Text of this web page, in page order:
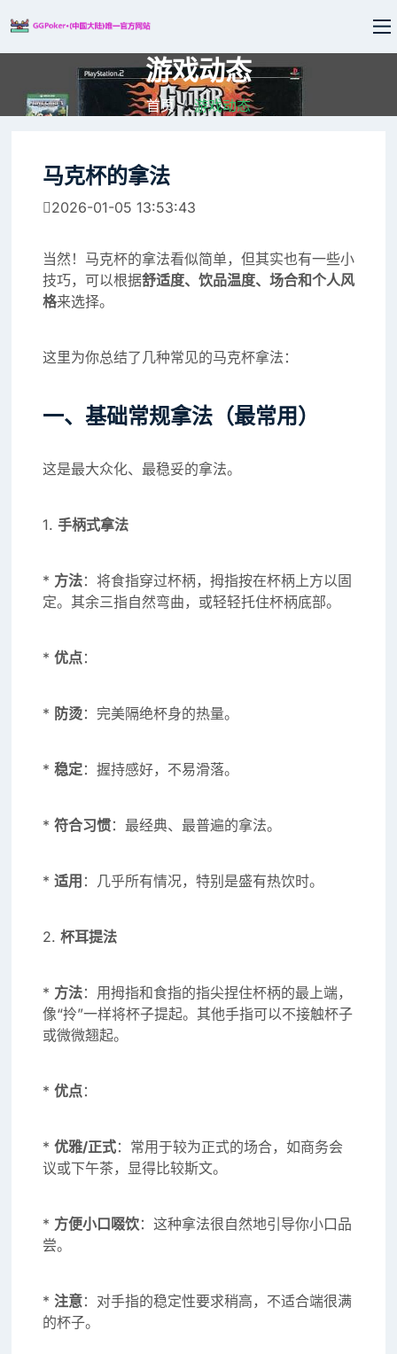
游戏动态
首页 游戏动态
马克杯的拿法
2026-01-05 13:53:43
当然！马克杯的拿法看似简单，但其实也有一些小
技巧，可以根据舒适度、饮品温度、场合和个人风
格来选择。
这里为你总结了几种常见的马克杯拿法：
一、基础常规拿法（最常用）
这是最大众化、最稳妥的拿法。
1. 手柄式拿法
* 方法：将食指穿过杯柄，拇指按在杯柄上方以固
定。其余三指自然弯曲，或轻轻托住杯柄底部。
* 优点：
* 防烫：完美隔绝杯身的热量。
* 稳定：握持感好，不易滑落。
* 符合习惯：最经典、最普遍的拿法。
* 适用 ：几乎所有情况，特别是盛有热饮时。
2. 杯耳提法
* 方法：用拇指和食指的指尖捏住杯柄的最上端，
像“拎”一样将杯子提起。其他手指可以不接触杯子
或微微翘起。
* 优点：
* 优雅/正式：常用于较为正式的场合，如商务会
议或下午茶，显得比较斯文。
* 方便小口啜饮：这种拿法很自然地引导你小口品
尝。
* 注意：对手指的稳定性要求稍高，不适合端很满
的杯子。